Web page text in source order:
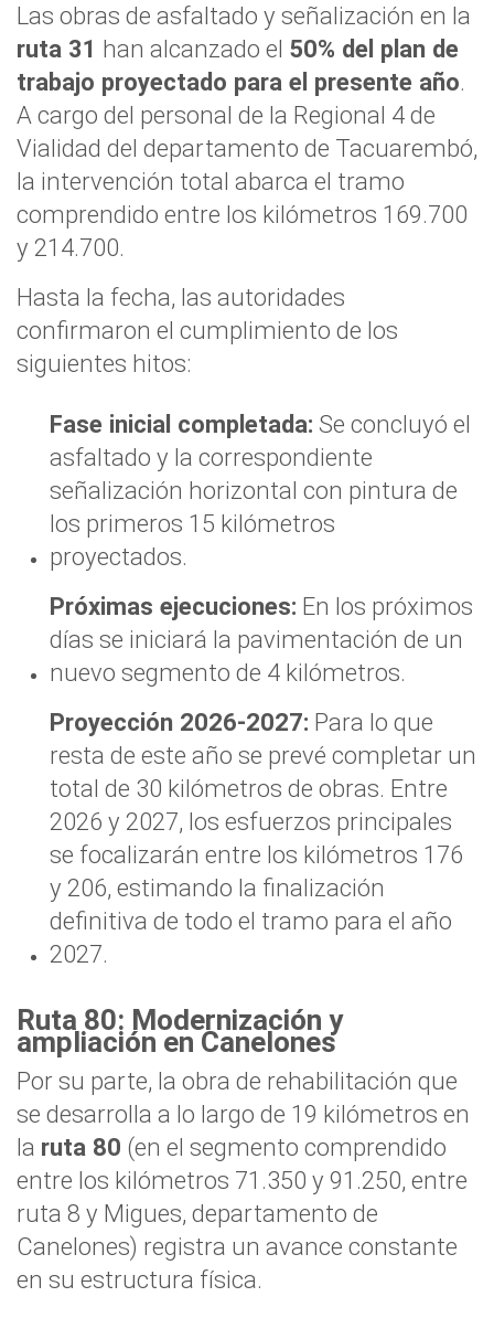
Las obras de asfaltado y señalización en la
ruta 31 han alcanzado el 50% del plan de
trabajo proyectado para el presente año.
A cargo del personal de la Regional 4 de
Vialidad del departamento de Tacuarembó,
la intervención total abarca el tramo
comprendido entre los kilómetros 169.700
y 214.700.
Hasta la fecha, las autoridades
confirmaron el cumplimiento de los
siguientes hitos:
Fase inicial completada: Se concluyó el
asfaltado y la correspondiente
señalización horizontal con pintura de
los primeros 15 kilómetros
proyectados.
Próximas ejecuciones: En los próximos
días se iniciará la pavimentación de un
nuevo segmento de 4 kilómetros.
Proyección 2026-2027: Para lo que
resta de este año se prevé completar un
total de 30 kilómetros de obras. Entre
2026 y 2027, los esfuerzos principales
se focalizarán entre los kilómetros 176
y 206, estimando la finalización
definitiva de todo el tramo para el año
2027.
Ruta 80: Modernización y
ampliación en Canelones
Por su parte, la obra de rehabilitación que
se desarrolla a lo largo de 19 kilómetros en
la ruta 80 (en el segmento comprendido
entre los kilómetros 71.350 y 91.250, entre
ruta 8 y Migues, departamento de
Canelones) registra un avance constante
en su estructura física.